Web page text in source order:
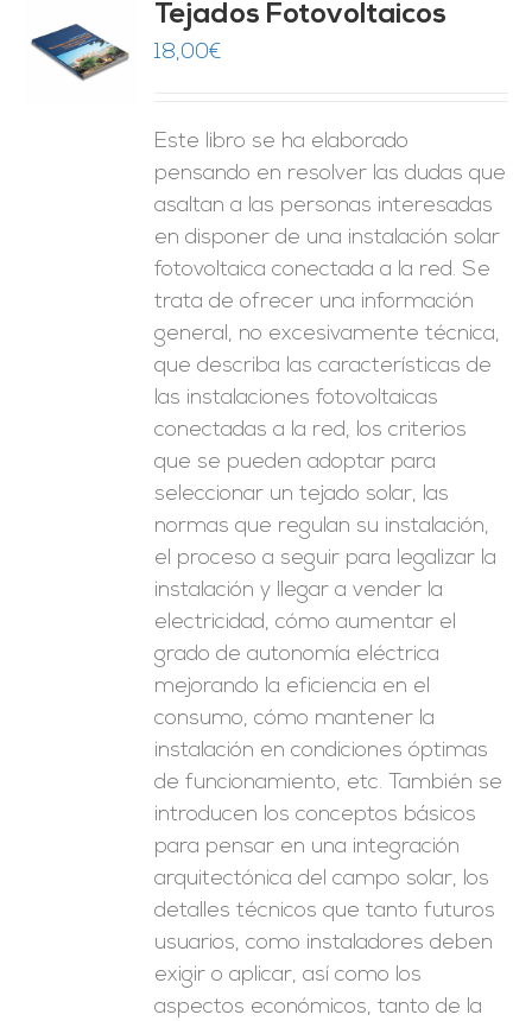
Tejados Fotovoltaicos
18,00€
Este libro se ha elaborado
pensando en resolver las dudas que
asaltan a las personas interesadas
en disponer de una instalación solar
fotovoltaica conectada a la red. Se
trata de ofrecer una información
general, no excesivamente técnica,
que describa las características de
las instalaciones fotovoltaicas
conectadas a la red, los criterios
que se pueden adoptar para
seleccionar un tejado solar, las
normas que regulan su instalación,
el proceso a seguir para legalizar la
instalación y llegar a vender la
electricidad, cómo aumentar el
grado de autonomía eléctrica
mejorando la eficiencia en el
consumo, cómo mantener la
instalación en condiciones óptimas
de funcionamiento, etc. También se
introducen los conceptos básicos
para pensar en una integración
arquitectónica del campo solar, los
detalles técnicos que tanto futuros
usuarios, como instaladores deben
exigir o aplicar, así como los
aspectos económicos, tanto de la